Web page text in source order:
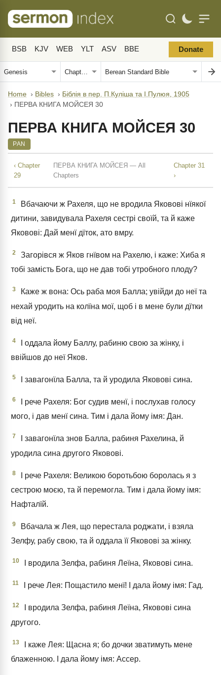
BSB KJV WEB YLT ASV BBE Donate
Home › Bibles › Біблія в пер. П.Куліша та І.Пулюя, 1905
› ПЕРВА КНИГА МОЙСЕЯ 30
ПЕРВА КНИГА МОЙСЕЯ 30
PAN
‹ Chapter
29
ПЕРВА КНИГА МОЙСЕЯ — All
Chapters
Chapter 31
›
1
Вбачаючи ж Рахеля, що не вродила Яковові нїякої
дитини, завидувала Рахеля сестрі своїй, та й каже
Яковові: Дай менї дїток, ато вмру.
2
Загорівся ж Яков гнївом на Рахелю, і каже: Хиба я
тобі замість Бога, що не дав тобі утробного плоду?
3
Каже ж вона: Ось раба моя Балла; увійди до неї та
нехай уродить на колїна мої, щоб і в мене були дїтки
від неї.
4
І оддала йому Баллу, рабиню свою за жінку, і
ввійшов до неї Яков.
5 І завагонїла Балла, та й уродила Яковові сина.
6
І рече Рахеля: Бог судив менї, і послухав голосу
мого, і дав менї сина. Тим і дала йому імя: Дан.
7
І завагонїла знов Балла, рабиня Рахелина, й
уродила сина другого Яковові.
8
І рече Рахеля: Великою боротьбою боролась я з
сестрою моєю, та й перемогла. Тим і дала йому імя:
Нафталїй.
9
Вбачала ж Лея, що перестала роджати, і взяла
Зелфу, рабу свою, та й оддала її Яковові за жінку.
10 І вродила Зелфа, рабиня Леїна, Яковові сина.
11 І рече Лея: Пощастило менї! І дала йому імя: Гад.
12
І вродила Зелфа, рабиня Леїна, Яковові сина
другого.
13
І каже Лея: Щасна я; бо дочки зватимуть мене
блаженною. І дала йому імя: Ассер.